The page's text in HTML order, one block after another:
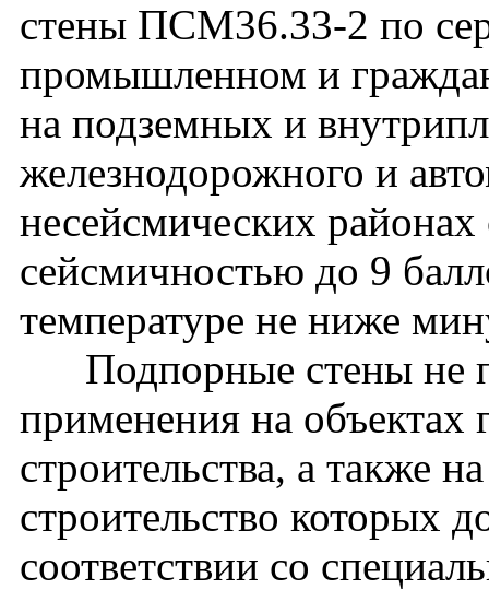
стены ПСМ36.33-2 по
промышленном и
на подземных и
железнодорожного и
несейсмических районах
сейсмичностью до 9
температуре не ниже
Подпорные стены не
применения на объектах
строительства, а также
строительство которых
соответствии со